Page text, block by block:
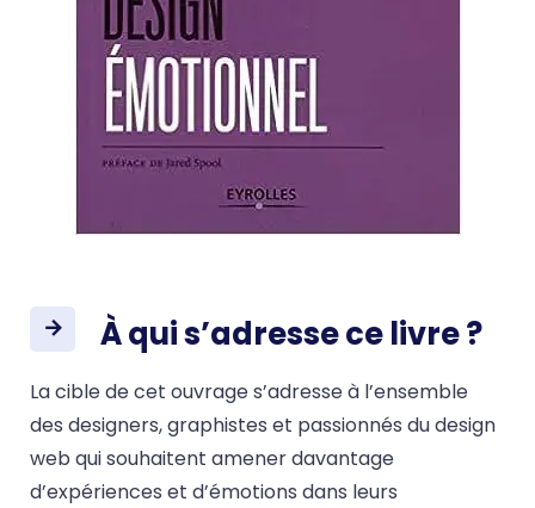
À qui s’adresse ce livre ?
La cible de cet ouvrage s’adresse à l’ensemble
des designers, graphistes et passionnés du design
web qui souhaitent amener davantage
d’expériences et d’émotions dans leurs